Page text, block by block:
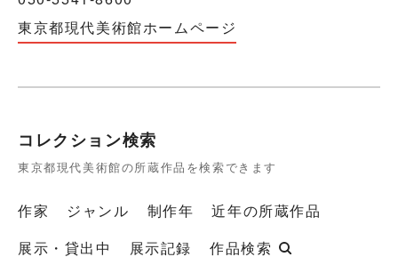
東京都現代美術館ホームページ
コレクション検索
東京都現代美術館の所蔵作品を検索できます
作家 ジャンル 制作年
近年の所蔵作品
展示・貸出中
展示記録 作品検索